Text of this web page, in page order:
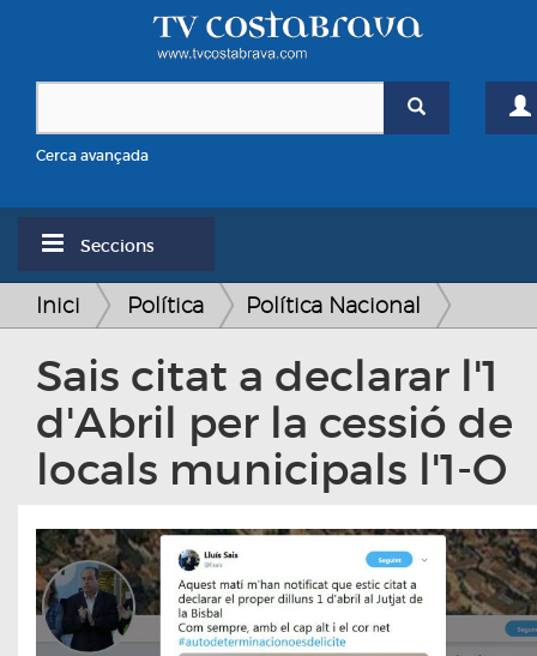
Cerca avançada
Seccions
Inici Política Política Nacional
Sais citat a declarar l'1
d'Abril per la cessió de
locals municipals l'1-O